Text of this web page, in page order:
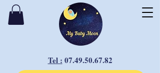
Tel : 07.49.50.67.82